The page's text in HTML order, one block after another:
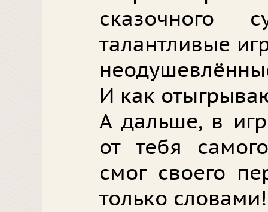
сказочного
талантливые
И как
А дальше, в
от тебя
смог своего
только словами!